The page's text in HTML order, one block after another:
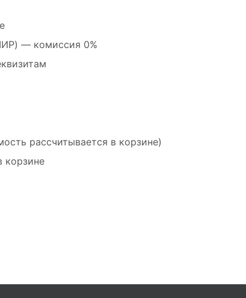
— комиссия 0%
рассчитывается в корзине)
корзине